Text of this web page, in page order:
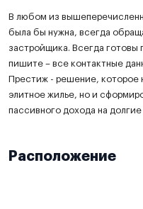
В любом из
была бы нужна, всегда
застройщика. Всегда готовы
пишите – все контактные
Престиж - решение, которое
элитное жилье, но и
пассивного дохода на долгие
Расположение